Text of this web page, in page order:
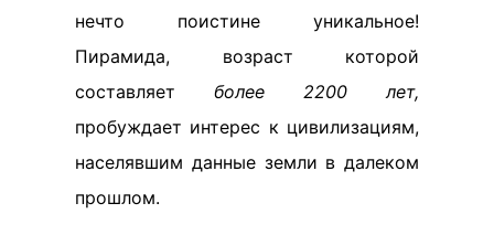
нечто поистине уникальное!
Пирамида, возраст которой
составляет более 2200 лет,
пробуждает интерес к цивилизациям,
населявшим данные земли в далеком
прошлом.